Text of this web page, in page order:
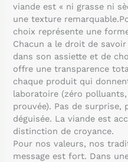
viande est « ni grasse ni
une texture
choix représente une
Chacun a le droit de
dans son assiette et de
offre une transparence
chaque produit qui
laboratoire (zéro
prouvée). Pas de surprise,
déguisée. La viande est
distinction de croyance.
Pour nos valeurs, nos
message est fort. Dans